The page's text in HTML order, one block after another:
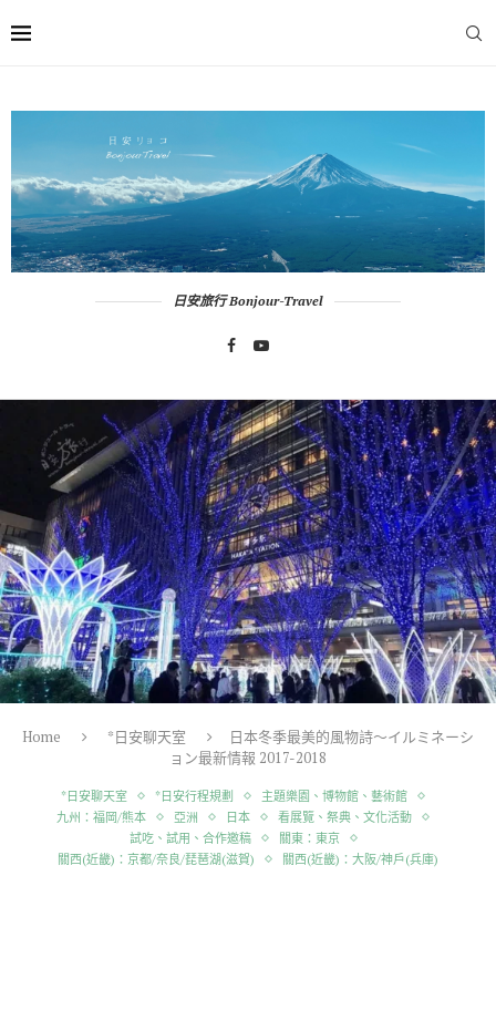
日安旅行 Bonjour-Travel
Home *日安聊天室
日本冬季最美的風物詩～イルミネーシ
ョン最新情報 2017-2018
*日安聊天室 *日安行程規劃
主題樂園、博物館、藝術館
九州：福岡/熊本
亞洲 日本
看展覽、祭典、文化活動
試吃、試用、合作邀稿
關東：東京
關西(近畿)：京都/奈良/琵琶湖(滋賀)
關西(近畿)：大阪/神戶(兵庫)